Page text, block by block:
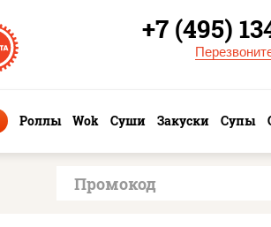
+7 (495)
Роллы Wok Суши Закуски Супы